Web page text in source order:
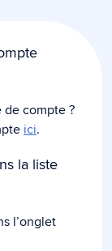
de compte ?
ici.
la liste
l’onglet